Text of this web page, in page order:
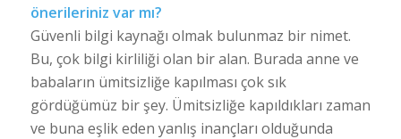
önerileriniz var mı?
Güvenli bilgi kaynağı olmak bulunmaz bir nimet.
Bu, çok bilgi kirliliği olan bir alan. Burada anne ve
babaların ümitsizliğe kapılması çok sık
gördüğümüz bir şey. Ümitsizliğe kapıldıkları zaman
ve buna eşlik eden yanlış inançları olduğunda